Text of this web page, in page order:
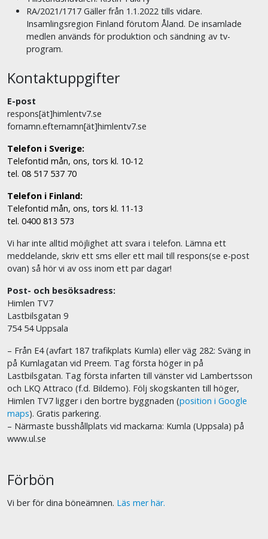
RA/2021/1717 Gäller från 1.1.2022 tills vidare.
Insamlingsregion Finland förutom Åland. De insamlade
medlen används för produktion och sändning av tv-
program.
Kontaktuppgifter
E-post
respons[ät]himlentv7.se
fornamn.efternamn[ät]himlentv7.se
Telefon i Sverige:
Telefontid mån, ons, tors kl. 10-12
tel. 08 517 537 70
Telefon i Finland:
Telefontid mån, ons, tors kl. 11-13
tel. 0400 813 573
Vi har inte alltid möjlighet att svara i telefon. Lämna ett
meddelande, skriv ett sms eller ett mail till respons(se e-post
ovan) så hör vi av oss inom ett par dagar!
Post- och besöksadress:
Himlen TV7
Lastbilsgatan 9
754 54 Uppsala
– Från E4 (avfart 187 trafikplats Kumla) eller väg 282: Sväng in
på Kumlagatan vid Preem. Tag första höger in på
Lastbilsgatan. Tag första infarten till vänster vid Lambertsson
och LKQ Attraco (f.d. Bildemo). Följ skogskanten till höger,
Himlen TV7 ligger i den bortre byggnaden (position i Google
maps). Gratis parkering.
– Närmaste busshållplats vid mackarna: Kumla (Uppsala) på
www.ul.se
Förbön
Vi ber för dina böneämnen. Läs mer här.